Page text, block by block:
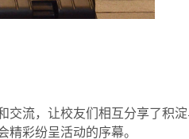
交流，让校友们相互分享了积
彩纷呈活动的序幕。